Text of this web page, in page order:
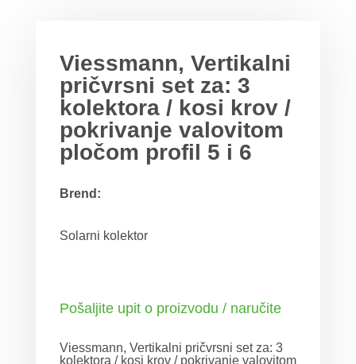
Viessmann, Vertikalni
pričvrsni set za: 3
kolektora / kosi krov /
pokrivanje valovitom
pločom profil 5 i 6
Brend:
Solarni kolektor
Pošaljite upit o proizvodu / naručite
Viessmann, Vertikalni pričvrsni set za: 3
kolektora / kosi krov / pokrivanje valovitom